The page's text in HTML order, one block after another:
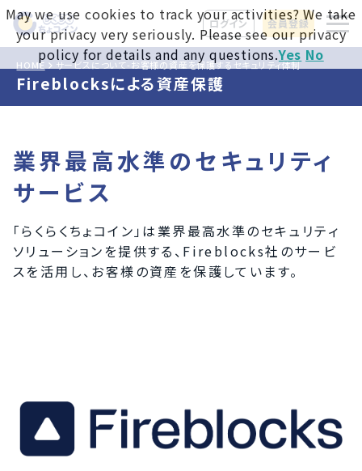
ログイン 会員登録
HOME サービスについて-お客様の資産を保護するセキュリティ体制
Fireblocksによる資産保護
業界最高水準のセキュリティ
サービス
「らくらくちょコイン」は業界最高水準のセキュリティ
ソリューションを提供する、Fireblocks社のサービ
スを活用し、お客様の資産を保護しています。
May we use cookies to track your activities? We take
your privacy very seriously. Please see our privacy
policy for details and any questions.Yes No